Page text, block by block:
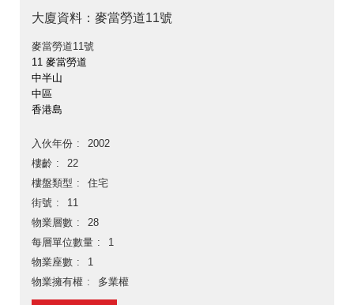
大廈資料：麥當勞道11號
麥當勞道11號
11 麥當勞道
中半山
中區
香港島
入伙年份
2002
樓齡
22
樓盤類型
住宅
街號
11
物業層數
28
每層單位數量
1
物業座數
1
物業擁有權
多業權